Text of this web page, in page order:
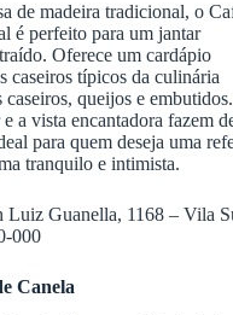
de madeira tradicional, o
é perfeito para um jantar
Oferece um cardápio
caseiros típicos da culinária
queijos e
a vista encantadora fazem
para quem deseja uma
tranquilo e intimista.
Luiz Guanella, 1168 – Vila
000
Canela